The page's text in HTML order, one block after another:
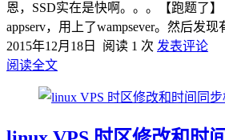
恩，SSD实在是快啊。。。【跑题了
appserv，用上了wampsever。然后发现
2015年12月18日
阅读 1 次 发表评论
阅读全文